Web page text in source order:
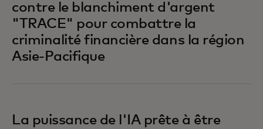
contre le blanchiment d'argent
"TRACE" pour combattre la
criminalité financière dans la région
Asie-Pacifique
La puissance de l'IA prête à être